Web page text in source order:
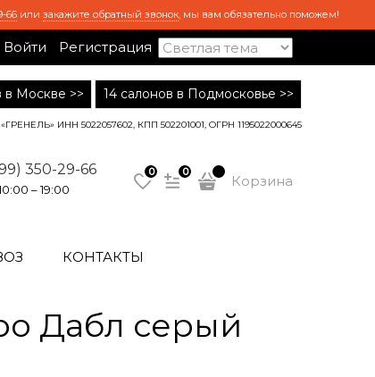
66 или закажите обратный звонок, мы вам обязательно поможем!
Войти Регистрация
в Москве >> 14 салонов в Подмосковье >>
ИНН 5022057602, КПП 502201001, ОГРН 1195022000645
350-29-66
– 19:00
0 0
Корзина
КОНТАКТЫ
Дабл серый